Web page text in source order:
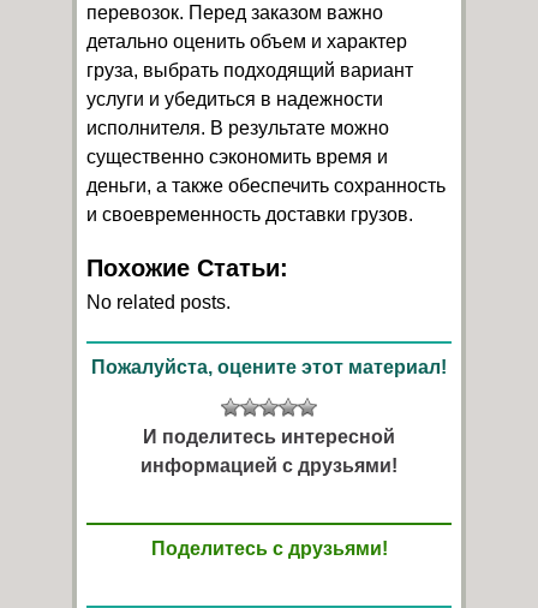
перевозок. Перед заказом важно
детально оценить объем и характер
груза, выбрать подходящий вариант
услуги и убедиться в надежности
исполнителя. В результате можно
существенно сэкономить время и
деньги, а также обеспечить сохранность
и своевременность доставки грузов.
Похожие Статьи:
No related posts.
Пожалуйста, оцените этот материал!
И поделитесь интересной
информацией с друзьями!
Поделитесь с друзьями!